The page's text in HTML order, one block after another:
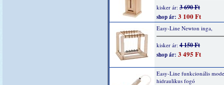
kisker ár: 3 690 Ft
shop ár: 3 100 Ft
Easy-Line Newton inga,
kisker ár: 4 150 Ft
shop ár: 3 495 Ft
Easy-Line funkcionális
hidraulikus fogó